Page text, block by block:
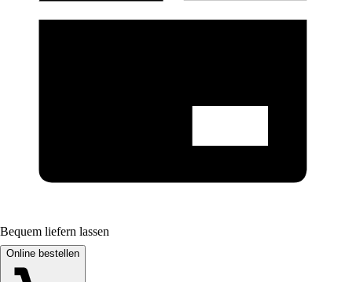
Bequem liefern lassen
Online bestellen